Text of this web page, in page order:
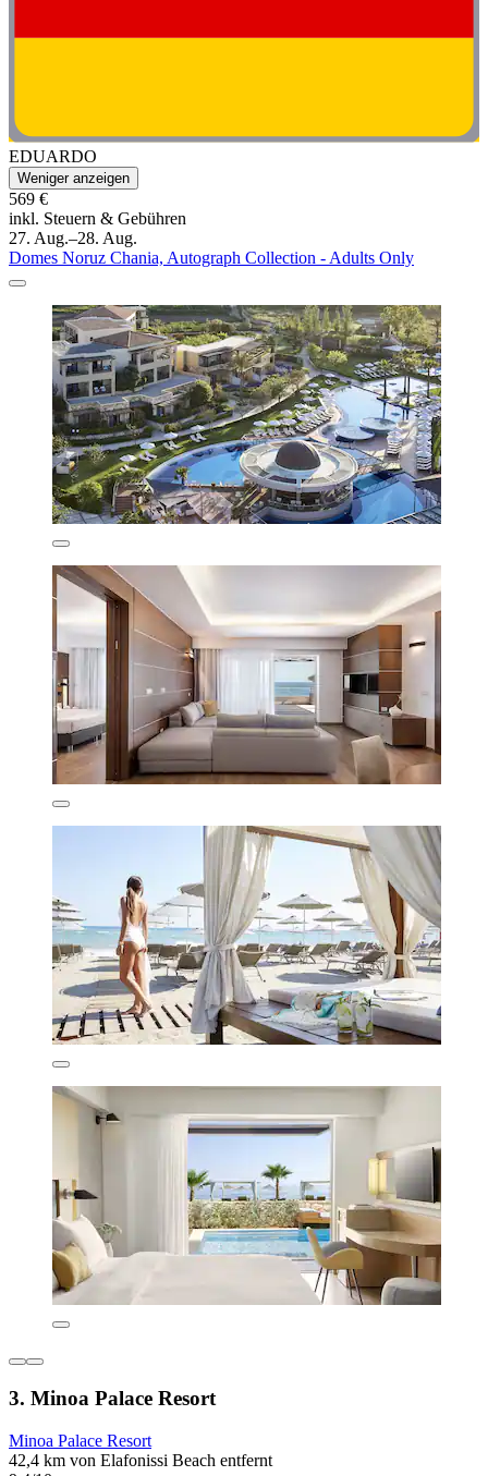
EDUARDO
Weniger anzeigen
569 €
inkl. Steuern & Gebühren
27. Aug.–28. Aug.
Domes Noruz Chania, Autograph Collection - Adults Only
3. Minoa Palace Resort
Minoa Palace Resort
42,4 km von Elafonissi Beach entfernt